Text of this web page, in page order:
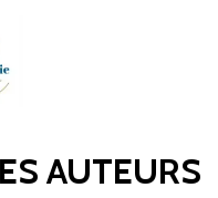
AUTEURS